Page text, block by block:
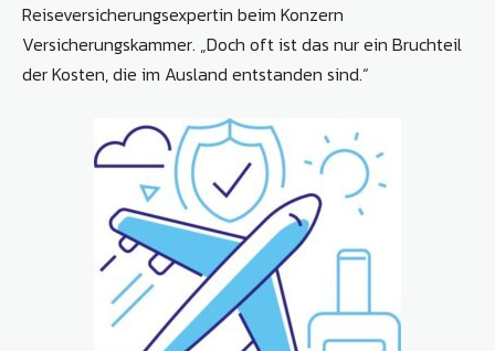
Reiseversicherungsexpertin beim Konzern
Versicherungskammer. „Doch oft ist das nur ein Bruchteil
der Kosten, die im Ausland entstanden sind.“